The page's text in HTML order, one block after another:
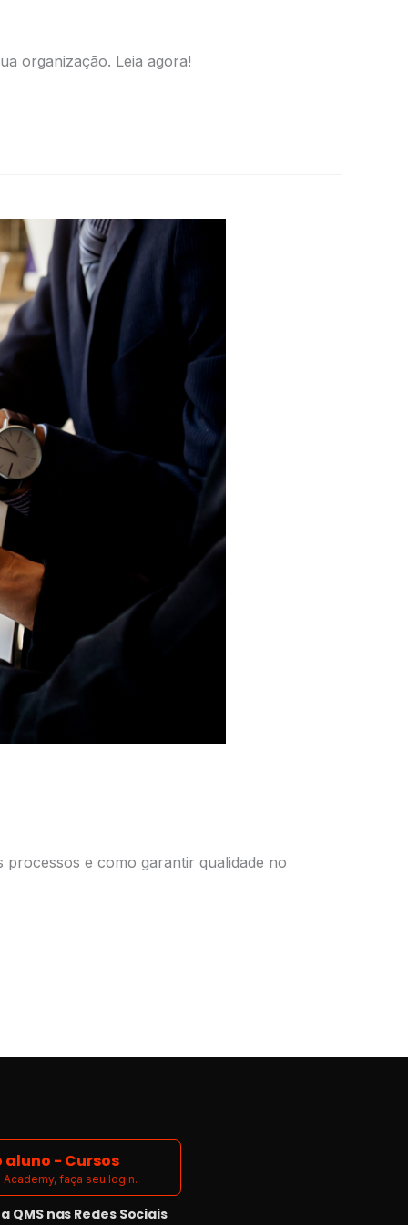
organização. Leia agora!
e como garantir qualidade no
aluno - Cursos
Academy, faça seu login.
QMS nas Redes Sociais